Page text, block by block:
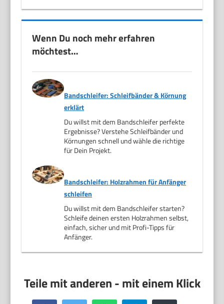
Wenn Du noch mehr erfahren
möchtest…
Bandschleifer: Schleifbänder & Körnung
erklärt
Du willst mit dem Bandschleifer perfekte
Ergebnisse? Verstehe Schleifbänder und
Körnungen schnell und wähle die richtige
für Dein Projekt.
Bandschleifer: Holzrahmen für Anfänger
schleifen
Du willst mit dem Bandschleifer starten?
Schleife deinen ersten Holzrahmen selbst,
einfach, sicher und mit Profi-Tipps für
Anfänger.